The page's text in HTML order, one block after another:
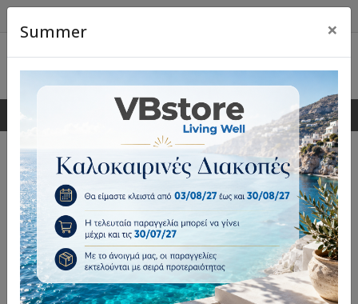
0 0
Summer ×